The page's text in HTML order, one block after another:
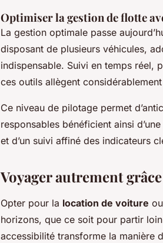
Optimiser la gestion de flotte
La gestion optimale passe
disposant de plusieurs véhicules,
indispensable. Suivi en temps réel,
ces outils allègent
Ce niveau de pilotage permet
responsables bénéficient ainsi
et d’un suivi affiné des indicateurs
Voyager autrement
Opter pour la location de voiture
horizons, que ce soit pour partir
accessibilité transforme la manière